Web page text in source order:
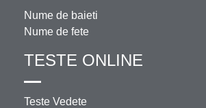
Nume de baieti
Nume de fete
TESTE ONLINE
Teste Vedete